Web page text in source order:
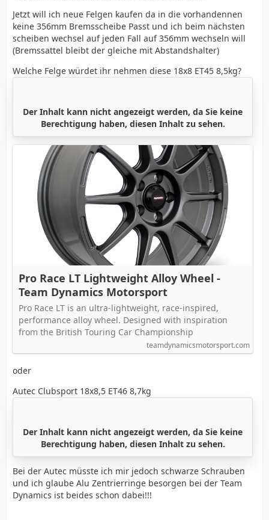
Jetzt will ich neue Felgen kaufen da in die vorhandennen
keine 356mm Bremsscheibe Passt und ich beim nächsten
scheiben wechsel auf jeden Fall auf 356mm wechseln will
(Bremssattel bleibt der gleiche mit Abstandshalter)
Welche Felge würdet ihr nehmen diese 18x8 ET45 8,5kg?
Der Inhalt kann nicht angezeigt werden, da Sie keine
Berechtigung haben, diesen Inhalt zu sehen.
Pro Race LT Lightweight Alloy Wheel -
Team Dynamics Motorsport
Pro Race LT is an ultra-lightweight, race-inspired,
performance alloy wheel. Designed with inspiration
from the British Touring Car Championship
teamdynamicsmotorsport.com
oder
Autec Clubsport 18x8,5 ET46 8,7kg
Der Inhalt kann nicht angezeigt werden, da Sie keine
Berechtigung haben, diesen Inhalt zu sehen.
Bei der Autec müsste ich mir jedoch schwarze Schrauben
und ich glaube Alu Zentrierringe besorgen bei der Team
Dynamics ist beides schon dabei!!!